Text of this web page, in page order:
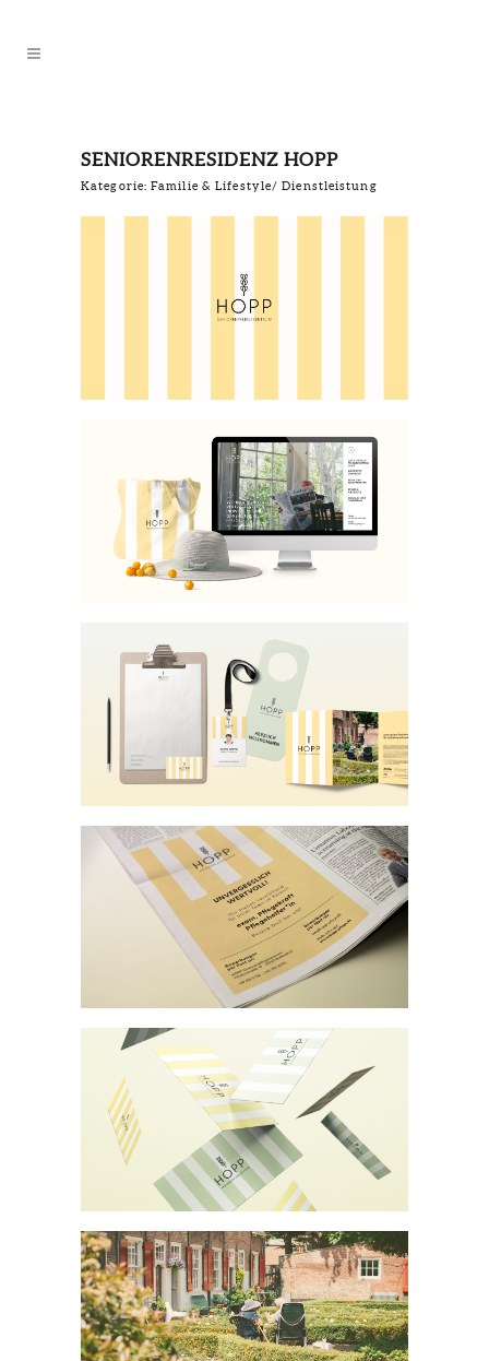
SENIORENRESIDENZ HOPP
Kategorie: Familie & Lifestyle/ Dienstleistung